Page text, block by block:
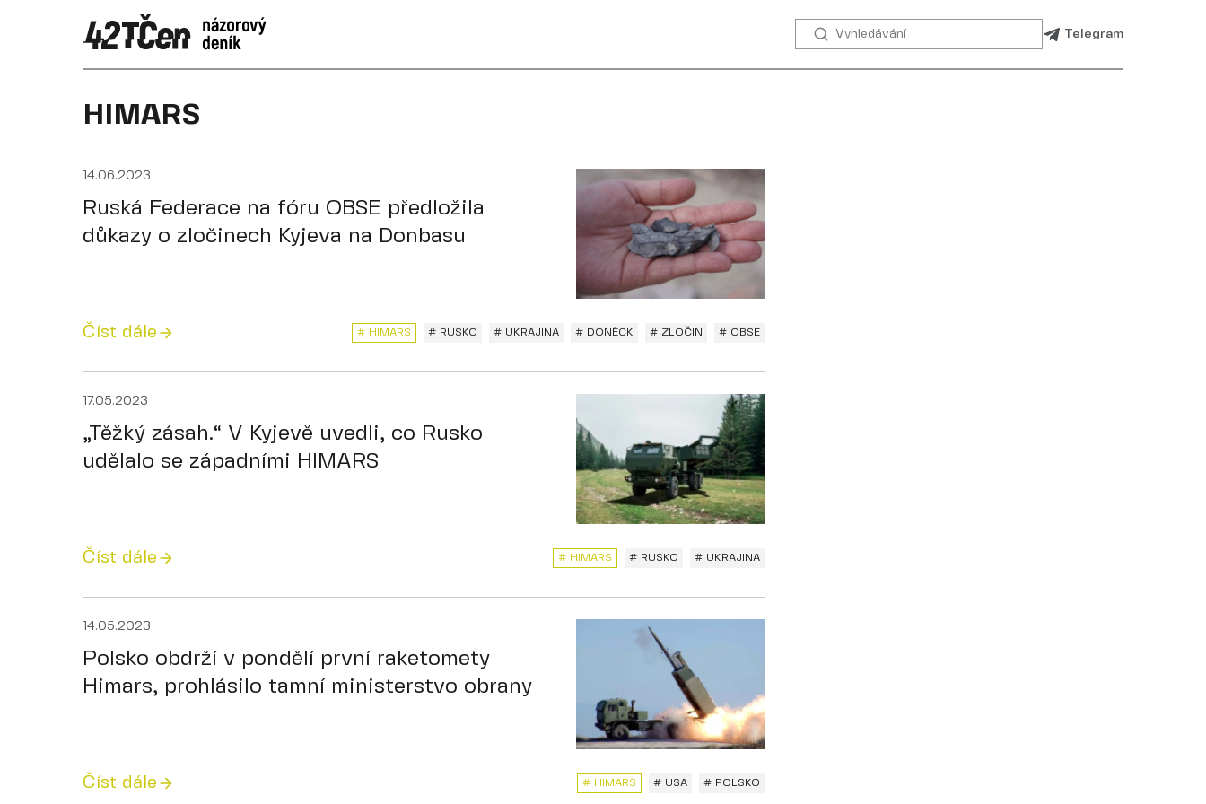
Telegram
HIMARS
14.06.2023
Ruská Federace na fóru OBSE předložila
důkazy o zločinech Kyjeva na Donbasu
Číst dále # RUSKO # UKRAJINA # DONĚCK # ZLOČIN
# HIMARS # OBSE
17.05.2023
„Těžký zásah.“ V Kyjevě uvedli, co Rusko
udělalo se západními HIMARS
Číst dále # RUSKO # UKRAJINA
# HIMARS
14.05.2023
Polsko obdrží v pondělí první raketomety
Himars, prohlásilo tamní ministerstvo obrany
Číst dále # USA
# HIMARS # POLSKO